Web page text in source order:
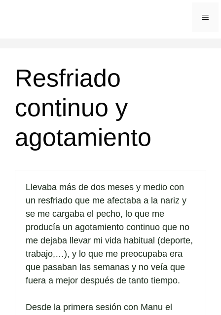
Resfriado
continuo y
agotamiento
Llevaba más de dos meses y medio con
un resfriado que me afectaba a la nariz y
se me cargaba el pecho, lo que me
producía un agotamiento continuo que no
me dejaba llevar mi vida habitual (deporte,
trabajo,…), y lo que me preocupaba era
que pasaban las semanas y no veía que
fuera a mejor después de tanto tiempo.
Desde la primera sesión con Manu el